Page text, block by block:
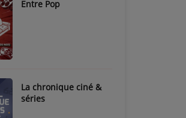
Entre Pop
La chronique ciné &
séries